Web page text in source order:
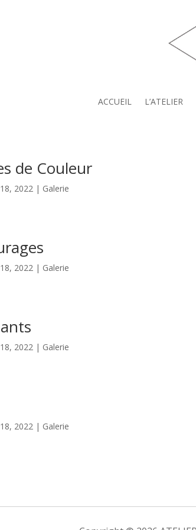
ACCUEIL L’ATELIER
de Couleur
2022 | Galerie
2022 | Galerie
2022 | Galerie
2022 | Galerie